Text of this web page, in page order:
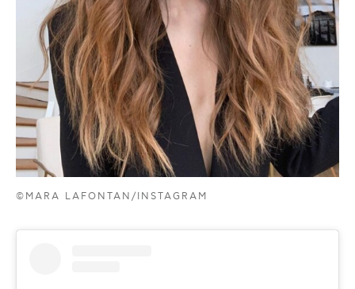
©MARA LAFONTAN/INSTAGRAM